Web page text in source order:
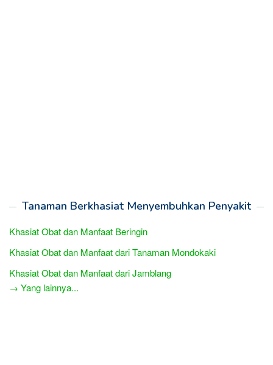
Tanaman Berkhasiat Menyembuhkan Penyakit
Khasiat Obat dan Manfaat Beringin
Khasiat Obat dan Manfaat dari Tanaman Mondokaki
Khasiat Obat dan Manfaat dari Jamblang
→ Yang lainnya...